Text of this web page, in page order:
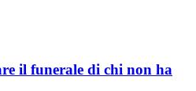
il funerale di chi non ha